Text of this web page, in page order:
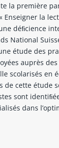
la première
Enseigner la
déﬁcience
National
étude des
auprès
scolarisés en
de cette étude
sont
dans